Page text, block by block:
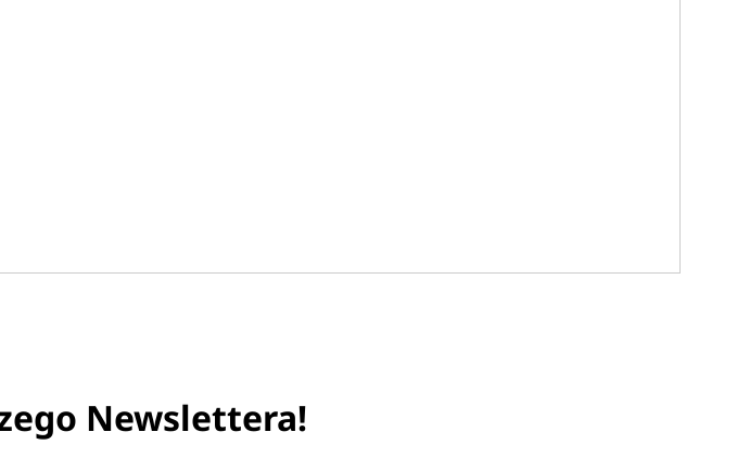
Newslettera!